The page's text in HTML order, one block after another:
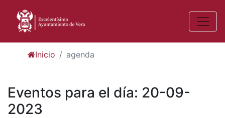
Inicio agenda
Eventos para el día: 20-09-
2023